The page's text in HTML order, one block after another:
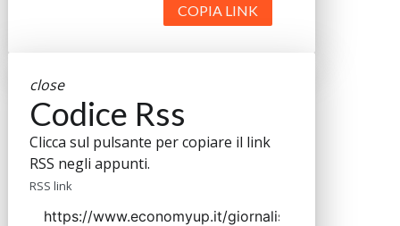
COPIA LINK
close
Codice Rss
Clicca sul pulsante per copiare il link
RSS negli appunti.
RSS link